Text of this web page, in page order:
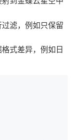
滤，例如只保留
式差异，例如日